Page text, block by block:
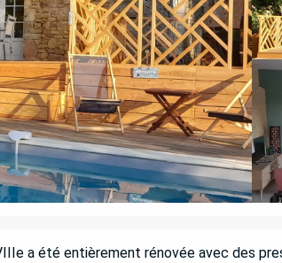
a été entièrement rénovée avec des